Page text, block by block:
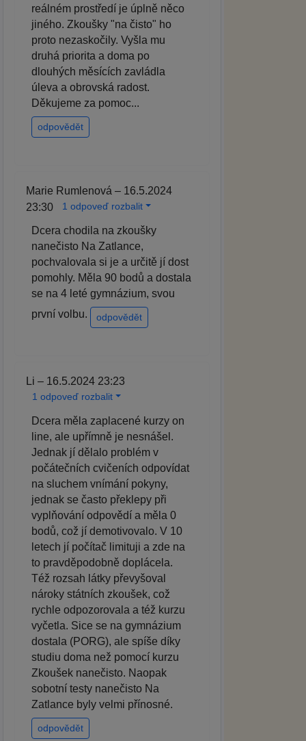
reálném prostředí je úplně něco
jiného. Zkoušky "na čisto" ho
proto nezaskočily. Vyšla mu
druhá priorita a doma po
dlouhých měsících zavládla
úleva a obrovská radost.
Děkujeme za pomoc...
odpovědět
Marie Rumlenová – 16.5.2024
23:30
1 odpoveď rozbalit
Dcera chodila na zkoušky
nanečisto Na Zatlance,
pochvalovala si je a určitě jí dost
pomohly. Měla 90 bodů a dostala
se na 4 leté gymnázium, svou
první volbu.
odpovědět
Li – 16.5.2024 23:23
1 odpoveď rozbalit
Dcera měla zaplacené kurzy on
line, ale upřímně je nesnášel.
Jednak jí dělalo problém v
počátečních cvičeních odpovídat
na sluchem vnímání pokyny,
jednak se často překlepy při
vyplňování odpovědí a měla 0
bodů, což jí demotivovalo. V 10
letech jí počítač limituji a zde na
to pravděpodobně doplácela.
Též rozsah látky převyšoval
nároky státních zkoušek, což
rychle odpozorovala a též kurzu
vyčetla. Sice se na gymnázium
dostala (PORG), ale spíše díky
studiu doma než pomocí kurzu
Zkoušek nanečisto. Naopak
sobotní testy nanečisto Na
Zatlance byly velmi přínosné.
odpovědět